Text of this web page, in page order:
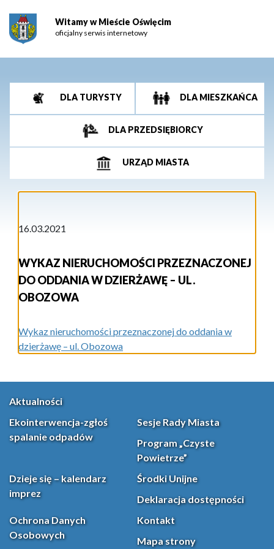
Witamy w Mieście Oświęcim
oficjalny serwis internetowy
DLA TURYSTY DLA MIESZKAŃCA
DLA PRZEDSIĘBIORCY
URZĄD MIASTA
16.03.2021
WYKAZ NIERUCHOMOŚCI PRZEZNACZONEJ
DO ODDANIA W DZIERŻAWĘ – UL.
OBOZOWA
Wykaz nieruchomości przeznaczonej do oddania w
dzierżawę – ul. Obozowa
Aktualności
Ekointerwencja-zgłoś
spalanie odpadów
Sesje Rady Miasta
Program „Czyste
Powietrze”
Dzieje się – kalendarz
imprez
Środki Unijne
Deklaracja dostępności
Ochrona Danych
Osobowych
Kontakt
Mapa strony